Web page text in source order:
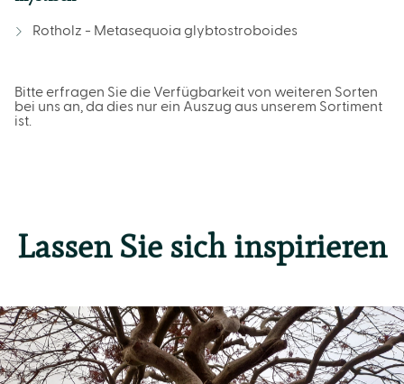
Rotholz - Metasequoia glybtostroboides
Bitte erfragen Sie die Verfügbarkeit von weiteren Sorten
bei uns an, da dies nur ein Auszug aus unserem Sortiment
ist.
Lassen Sie sich inspirieren